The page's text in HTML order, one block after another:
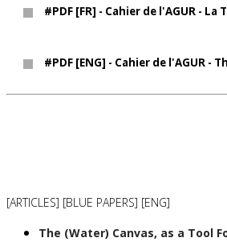
#PDF [FR] - Cahier de l'AGUR -
#PDF [ENG] - Cahier de l'AGUR -
[ARTICLES] [BLUE PAPERS] [ENG]
The (Water) Canvas, as a Tool